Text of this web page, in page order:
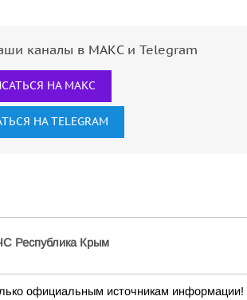
каналы в МАКС и Telegram
НА МАКС
НА TELEGRAM
Республика Крым
официальным источникам информации!